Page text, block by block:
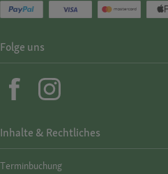
Inhalte & Rechtliches
Termin­buchung
Folge uns